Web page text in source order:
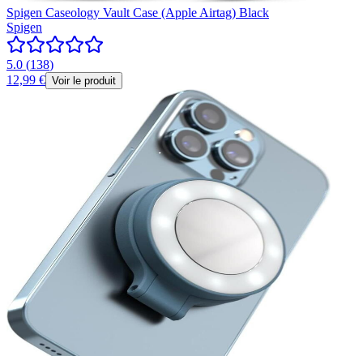
Spigen Caseology Vault Case (Apple Airtag) Black
Spigen
5.0 (138)
12,99 € Voir le produit